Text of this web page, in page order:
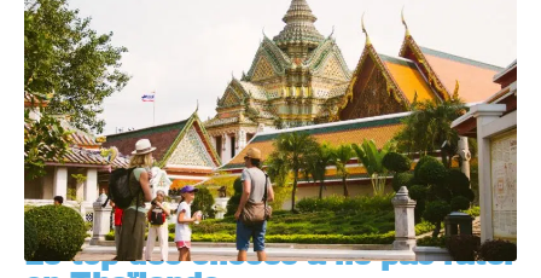
Le top des choses à ne pas rater